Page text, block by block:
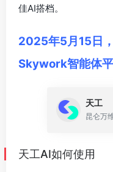
佳AI搭档。
2025年5月15日
Skywork智能体平
天工
天工AI如何使用